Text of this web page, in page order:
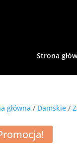
Strona
główna / Damskie /